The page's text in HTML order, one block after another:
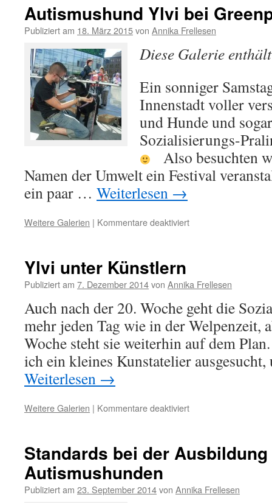
den
Weg
den
Autismushund Ylvi bei
Publiziert am 18. März 2015von Annika Frellesen
Diese Galerie
Ein sonniger
Innenstadt voller
und Hunde und
Sozialisierungs-
Also besuchten
Namen der Umwelt ein Festival
ein paar … Weiterlesen →
Weitere Galerien | Kommentare deaktiviert
Ylvi unter Künstlern
Publiziert am 7. Dezember 2014von Annika Frellesen
Auch nach der 20. Woche geht die
mehr jeden Tag wie in der Welpenzeit,
Woche steht sie weiterhin auf dem
ich ein kleines Kunstatelier
Weiterlesen →
Weitere Galerien | Kommentare deaktiviert
Künstlern
Standards bei der
Autismushunden
Publiziert am 23. September 2014von Annika Frellesen